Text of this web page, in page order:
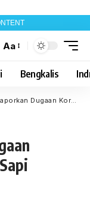
Font
Aa
Bengkalis
Pengadaan Bibit Sapi Provinsi Riau ke Kejati